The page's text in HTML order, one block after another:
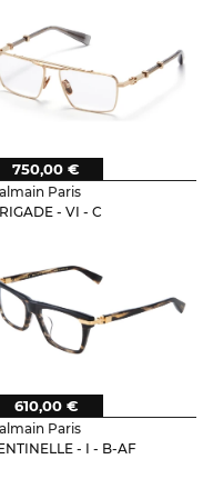
Paris
- VI - C
750,00 €
Paris
- I - B-AF
610,00 €